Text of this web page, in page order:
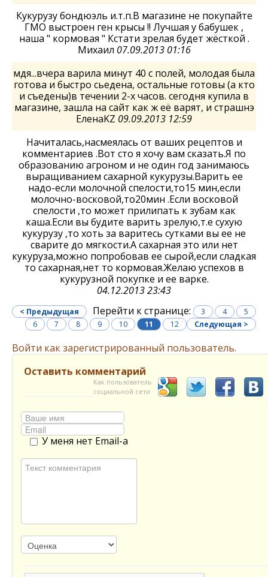
Кукурузу бондюэль и.т.п.В магазине не покупайте
ГМО выстроен ген крысы !! Лучшая у бабушек ,
наша " кормовая " Кстати зрелая будет жёсткой .
Михаил 07.09.2013 01:16
мдя...вчера варила минут 40 с полей, молодая была
готова и быстро сьедена, остальные готовы (а кто
и съедены)в течении 2-х часов. сегодня купила в
магазине, зашла на сайт как ж её варят, и страшнэ
ЕленаKZ 09.09.2013 12:59
Начиталась,насмеялась от ваших рецептов и
комментариев .Вот сто я хочу вам сказать.Я по
образованию агроном и не один год занимаюсь
выращиванием сахарной кукурузы.Варить ее
надо-если молочной спелости,то15 мин,если
молочно-восковой,то20мин .Если восковой
спелости ,то может прилипать к зубам как
каша.Если вы будите варить зрелую,т.е сухую
кукурузу ,то хоть за варитесь сутками вы ее не
сварите до мягкости.А сахарная это или нет
кукуруза,можно попробовав ее сырой,если сладкая
то сахарная,нет то кормовая.Желаю успехов в
кукурузной покупке и ее варке.
04.12.2013 23:43
Перейти к странице:
< Предыдущая 3 4
5
6
7 8 9 10 11 12 Следующая >
Войти как зарегистрированный пользователь.
Оставить комментарий
Как пользователь
социальной сети
У меня нет Email-а